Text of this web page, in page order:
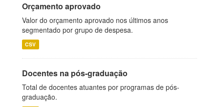
Orçamento aprovado
Valor do orçamento aprovado nos últimos anos
segmentado por grupo de despesa.
CSV
Docentes na pós-graduação
Total de docentes atuantes por programas de pós-
graduação.